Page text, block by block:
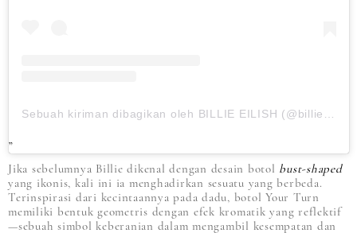
Sebuah kiriman dibagikan oleh BILLIE EILISH (@billieeilish)
Jika sebelumnya Billie dikenal dengan desain botol bust-shaped
yang ikonis, kali ini ia menghadirkan sesuatu yang berbeda.
Terinspirasi dari kecintaannya pada dadu, botol Your Turn
memiliki bentuk geometris dengan efek kromatik yang reflektif
—sebuah simbol keberanian dalam mengambil kesempatan dan